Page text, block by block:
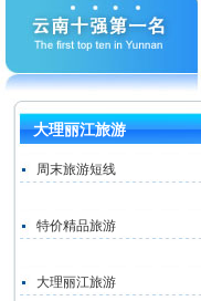
大理丽江旅游
周末旅游短线
特价精品旅游
大理丽江旅游